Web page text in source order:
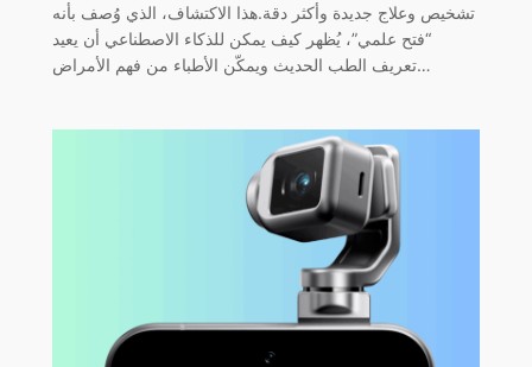
تشخيص وعلاج جديدة وأكثر دقة.هذا الاكتشاف، الذي وُصف بأنه
“فتح علمي”، يُظهر كيف يمكن للذكاء الاصطناعي أن يعيد
تعريف الطب الحديث ويمكّن الأطباء من فهم الأمراض…